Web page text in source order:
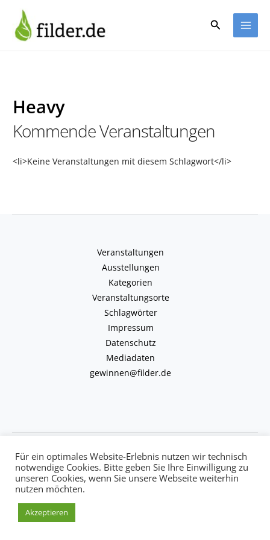
Inhalt
springen
Suchen
Heavy
Kommende Veranstaltungen
<li>Keine Veranstaltungen mit diesem Schlagwort</li>
Veranstaltungen
Ausstellungen
Kategorien
Veranstaltungsorte
Schlagwörter
Impressum
Datenschutz
Mediadaten
gewinnen@filder.de
Copyright © 2026 kulturkalender-filder.de | Powered by kulturkalender-
filder.de
Für ein optimales Website-Erlebnis nutzen wir technisch
notwendige Cookies. Bitte geben Sie Ihre Einwilligung zu
unseren Cookies, wenn Sie unsere Webseite weiterhin
nutzen möchten.
Akzeptieren